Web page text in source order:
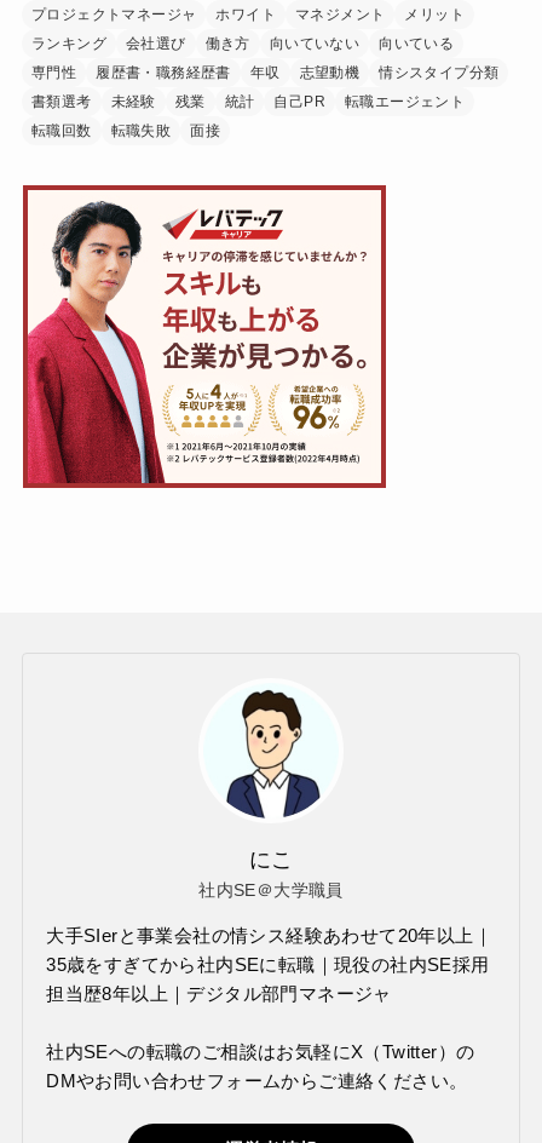
プロジェクトマネージャ
ホワイト マネジメント
メリット
ランキング
会社選び 働き方 向いていない
向いている
専門性
履歴書・職務経歴書 年収 志望動機
情シスタイプ分類
書類選考
未経験 残業 統計 自己PR
転職エージェント
転職回数
転職失敗 面接
にこ
社内SE＠大学職員
大手SIerと事業会社の情シス経験あわせて20年以上｜
35歳をすぎてから社内SEに転職｜現役の社内SE採用
担当歴8年以上｜デジタル部門マネージャ
社内SEへの転職のご相談はお気軽にX（Twitter）の
DMやお問い合わせフォームからご連絡ください。